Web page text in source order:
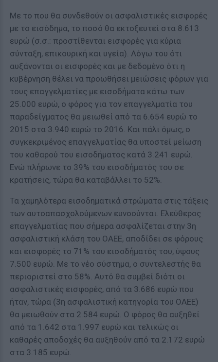
Με το που θα συνδεθούν οι ασφαλιστικές εισφορές
με το εισόδημα, το ποσό θα εκτοξευτεί στα 8.613
ευρώ (σ.σ.: προστίθενται εισφορές για κύρια
σύνταξη, επικουρική και υγεία). Λόγω του ότι
αυξάνονται οι εισφορές και με δεδομένο ότι η
κυβέρνηση θέλει να προωθήσει μειώσεις φόρων για
τους επαγγελματίες με εισοδήματα κάτω των
25.000 ευρώ, ο φόρος για τον επαγγελματία του
παραδείγματος θα μειωθεί από τα 6.654 ευρώ το
2015 στα 3.940 ευρώ το 2016. Και πάλι όμως, ο
συγκεκριμένος επαγγελματίας θα υποστεί μείωση
του καθαρού του εισοδήματος κατά 3.241 ευρώ.
Ενώ πλήρωνε το 39% του εισοδήματός του σε
κρατήσεις, τώρα θα καταβάλλει το 52%.
Τα χαμηλότερα εισοδηματικά στρώματα στις τάξεις
των αυτοαπασχολούμενων ευνοούνται. Ελεύθερος
επαγγελματίας που σήμερα ασφαλίζεται στην 3η
ασφαλιστική κλάση του ΟΑΕΕ, αποδίδει σε φόρους
και εισφορές το 71% του εισοδήματός του, ύψους
7.500 ευρώ. Με το νέο σύστημα, ο συντελεστής θα
περιοριστεί στο 58%. Αυτό θα συμβεί διότι οι
ασφαλιστικές εισφορές, από τα 3.686 ευρώ που
ήταν, τώρα (3η ασφαλιστική κατηγορία του ΟΑΕΕ)
θα μειωθούν στα 2.584 ευρώ. Ο φόρος θα αυξηθεί
από τα 1.642 στα 1.997 ευρώ και τελικώς οι
καθαρές αποδοχές θα αυξηθούν από τα 2.172 ευρώ
στα 3.185 ευρώ.